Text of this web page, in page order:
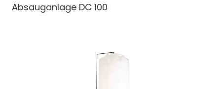
Absauganlage DC 100